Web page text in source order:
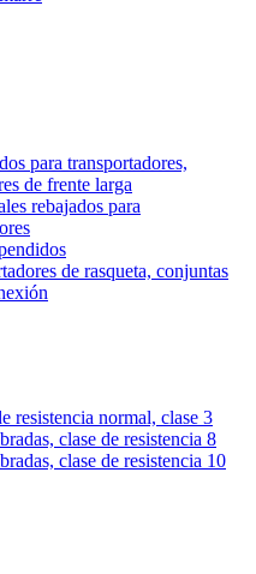
para transportadores,
de frente larga
rebajados para
de rasqueta, conjuntas
resistencia normal, clase 3
clase de resistencia 8
clase de resistencia 10